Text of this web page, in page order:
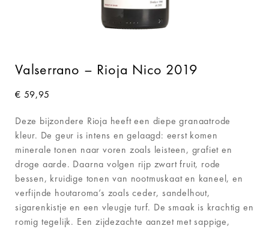
Valserrano – Rioja Nico 2019
€ 59,95
Deze bijzondere Rioja heeft een diepe granaatrode
kleur. De geur is intens en gelaagd: eerst komen
minerale tonen naar voren zoals leisteen, grafiet en
droge aarde. Daarna volgen rijp zwart fruit, rode
bessen, kruidige tonen van nootmuskaat en kaneel, en
verfijnde houtaroma’s zoals ceder, sandelhout,
sigarenkistje en een vleugje turf. De smaak is krachtig en
romig tegelijk. Een zijdezachte aanzet met sappige,